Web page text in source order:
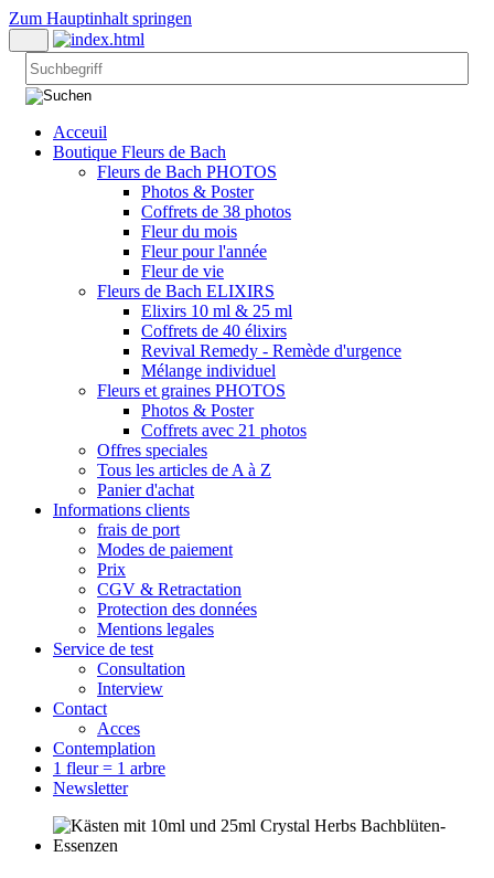
Zum Hauptinhalt springen
Acceuil
Boutique Fleurs de Bach
Fleurs de Bach PHOTOS
Photos & Poster
Coffrets de 38 photos
Fleur du mois
Fleur pour l'année
Fleur de vie
Fleurs de Bach ELIXIRS
Elixirs 10 ml & 25 ml
Coffrets de 40 élixirs
Revival Remedy - Remède d'urgence
Mélange individuel
Fleurs et graines PHOTOS
Photos & Poster
Coffrets avec 21 photos
Offres speciales
Tous les articles de A à Z
Panier d'achat
Informations clients
frais de port
Modes de paiement
Prix
CGV & Retractation
Protection des données
Mentions legales
Service de test
Consultation
Interview
Contact
Acces
Contemplation
1 fleur = 1 arbre
Newsletter